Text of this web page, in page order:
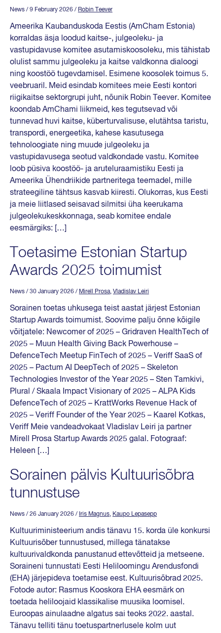
News / 9 February 2026 / Robin Teever
Ameerika Kaubanduskoda Eestis (AmCham Estonia)
korraldas äsja loodud kaitse-, julgeoleku- ja
vastupidavuse komitee asutamiskoosoleku, mis tähistab
olulist sammu julgeoleku ja kaitse valdkonna dialoogi
ning koostöö tugevdamisel. Esimene koosolek toimus 5.
veebruaril. Meid esindab komitees meie Eesti kontori
riigikaitse sektorgrupi juht, nõunik Robin Teever. Komitee
koondab AmChami liikmeid, kes tegutsevad või
tunnevad huvi kaitse, küberturvalisuse, elutähtsa taristu,
transpordi, energeetika, kahese kasutusega
tehnoloogiate ning muude julgeoleku ja
vastupidavusega seotud valdkondade vastu. Komitee
loob püsiva koostöö- ja aruteluraamistiku Eesti ja
Ameerika Ühendriikide partneritega teemadel, mille
strateegiline tähtsus kasvab kiiresti. Olukorras, kus Eesti
ja meie liitlased seisavad silmitsi üha keerukama
julgeolekukeskkonnaga, seab komitee endale
eesmärgiks: […]
Toetasime Estonian Startup
Awards 2025 toimumist
News / 30 January 2026 / Mirell Prosa, Vladislav Leiri
Sorainen toetas uhkusega teist aastat järjest Estonian
Startup Awards toimumist. Soovime palju õnne kõigile
võitjatele: Newcomer of 2025 – Gridraven HealthTech of
2025 – Muun Health Giving Back Powerhouse –
DefenceTech Meetup FinTech of 2025 – Veriff SaaS of
2025 – Pactum AI DeepTech of 2025 – Skeleton
Technologies Investor of the Year 2025 – Sten Tamkivi,
Plural / Skaala Impact Visionary of 2025 – ALPA Kids
DefenceTech of 2025 – KrattWorks Revenue Hack of
2025 – Veriff Founder of the Year 2025 – Kaarel Kotkas,
Veriff Meie vandeadvokaat Vladislav Leiri ja partner
Mirell Prosa Startup Awards 2025 galal. Fotograaf:
Heleen […]
Sorainen pälvis Kultuurisõbra
tunnustuse
News / 26 January 2026 / Iris Magnus, Kaupo Lepasepp
Kultuuriministeerium andis tänavu 15. korda üle konkursi
Kultuurisõber tunnustused, millega tänatakse
kultuurivaldkonda panustanud ettevõtteid ja metseene.
Soraineni tunnustati Eesti Heliloomingu Arendusfondi
(EHA) järjepideva toetamise eest. Kultuurisõbrad 2025.
Fotode autor: Rasmus Kooskora EHA eesmärk on
toetada heliloojaid klassikalise muusika loomisel.
Euroopas ainulaadne algatus sai teoks 2022. aastal.
Tänavu telliti tänu toetuspartnerlusele kolm uut